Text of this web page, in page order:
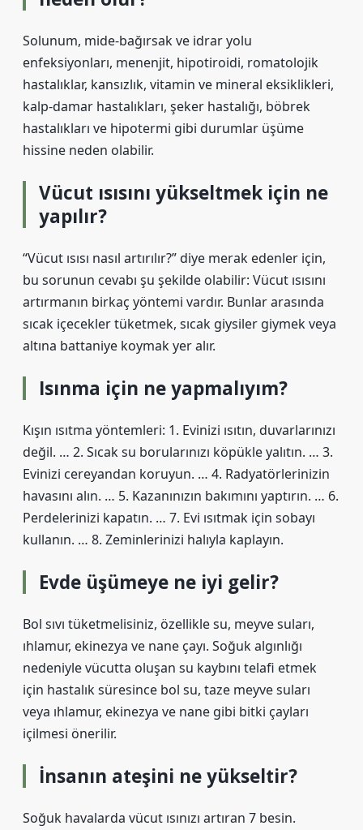
Solunum, mide-bağırsak ve idrar yolu
enfeksiyonları, menenjit, hipotiroidi, romatolojik
hastalıklar, kansızlık, vitamin ve mineral eksiklikleri,
kalp-damar hastalıkları, şeker hastalığı, böbrek
hastalıkları ve hipotermi gibi durumlar üşüme
hissine neden olabilir.
Vücut ısısını yükseltmek için ne
yapılır?
“Vücut ısısı nasıl artırılır?” diye merak edenler için,
bu sorunun cevabı şu şekilde olabilir: Vücut ısısını
artırmanın birkaç yöntemi vardır. Bunlar arasında
sıcak içecekler tüketmek, sıcak giysiler giymek veya
altına battaniye koymak yer alır.
Isınma için ne yapmalıyım?
Kışın ısıtma yöntemleri: 1. Evinizi ısıtın, duvarlarınızı
değil. … 2. Sıcak su borularınızı köpükle yalıtın. … 3.
Evinizi cereyandan koruyun. … 4. Radyatörlerinizin
havasını alın. … 5. Kazanınızın bakımını yaptırın. … 6.
Perdelerinizi kapatın. … 7. Evi ısıtmak için sobayı
kullanın. … 8. Zeminlerinizi halıyla kaplayın.
Evde üşümeye ne iyi gelir?
Bol sıvı tüketmelisiniz, özellikle su, meyve suları,
ıhlamur, ekinezya ve nane çayı. Soğuk algınlığı
nedeniyle vücutta oluşan su kaybını telafi etmek
için hastalık süresince bol su, taze meyve suları
veya ıhlamur, ekinezya ve nane gibi bitki çayları
içilmesi önerilir.
İnsanın ateşini ne yükseltir?
Soğuk havalarda vücut ısınızı artıran 7 besin.